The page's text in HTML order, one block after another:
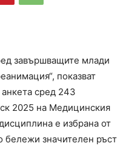
завършващите млади
показват
анкета сред 243
2025 на Медицинския
е избрана от
бележи значителен ръст